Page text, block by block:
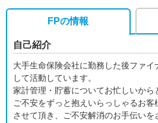
FPの情報
自己紹介
大手生命保険会社に勤務した後ファイ
して活動しています。
家計管理・貯蓄についてお忙しいから
ご不安をずっと抱えいらっしゃるお
させて頂き、ご不安解消のお手伝いを